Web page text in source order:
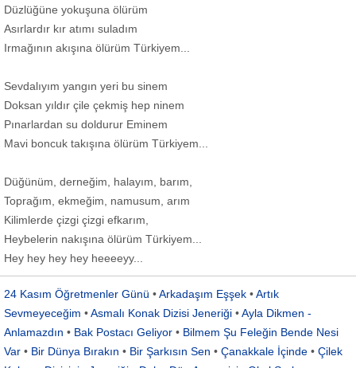
Düzlüğüne yokuşuna ölürüm
Asırlardır kır atımı suladım
Irmağının akışına ölürüm Türkiyem...
Sevdalıyım yangın yeri bu sinem
Doksan yıldır çile çekmiş hep ninem
Pınarlardan su doldurur Eminem
Mavi boncuk takışına ölürüm Türkiyem...
Düğünüm, derneğim, halayım, barım,
Toprağım, ekmeğim, namusum, arım
Kilimlerde çizgi çizgi efkarım,
Heybelerin nakışına ölürüm Türkiyem...
Hey hey hey hey heeeeyy...
24 Kasım Öğretmenler Günü •Arkadaşım Eşşek •Artık
Sevmeyeceğim •Asmalı Konak Dizisi Jeneriği •Ayla Dikmen -
Anlamazdın • Bak Postacı Geliyor • Bilmem Şu Feleğin Bende Nesi
Var • Bir Dünya Bırakın • Bir Şarkısın Sen • Çanakkale İçinde • Çilek